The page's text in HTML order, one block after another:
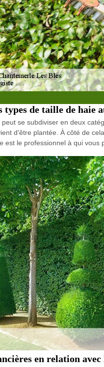
types de taille de haie
se subdiviser en deux
d'être plantée. À côté de
est le professionnel à qui
en relation